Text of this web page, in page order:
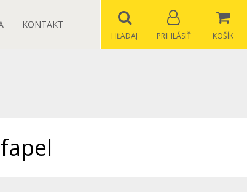
KONTAKT
KOŠÍK
PRIHLÁSIŤ
HĽADAJ